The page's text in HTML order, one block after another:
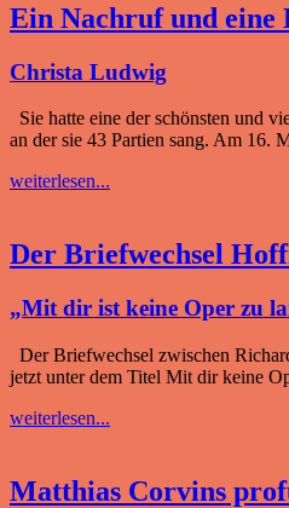
Ein Nachruf und eine
Christa Ludwig
Sie hatte eine der schönsten und
an der sie 43 Partien sang. Am
weiterlesen...
Der Briefwechsel
„Mit dir ist keine Oper zu
Der Briefwechsel zwischen
jetzt unter dem Titel Mit dir keine
weiterlesen...
Matthias Corvins